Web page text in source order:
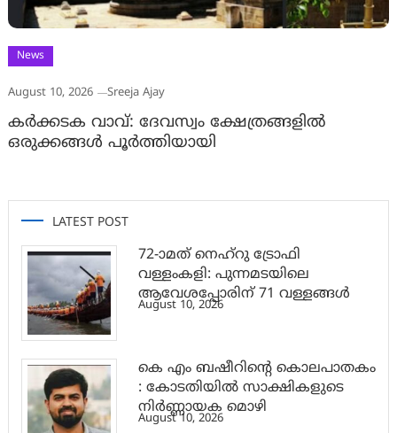
News
August 10, 2026 Sreeja Ajay
കർക്കടക വാവ്: ദേവസ്വം ക്ഷേത്രങ്ങളിൽ
ഒരുക്കങ്ങൾ പൂർത്തിയായി
LATEST POST
72-ാമത് നെഹ്‌റു ട്രോഫി
വള്ളംകളി: പുന്നമടയിലെ
ആവേശപ്പോരിന് 71 വള്ളങ്ങള്‍
August 10, 2026
കെ എം ബഷീറിന്റെ കൊലപാതകം
: കോടതിയിൽ സാക്ഷികളുടെ
നിർണ്ണായക മൊഴി
August 10, 2026